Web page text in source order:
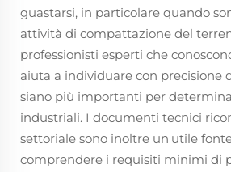
guastarsi, in particolare quando
attività di compattazione del
professionisti esperti che
aiuta a individuare con precisione
siano più importanti per
industriali. I documenti tecnici
settoriale sono inoltre un'utile
comprendere i requisiti minimi di